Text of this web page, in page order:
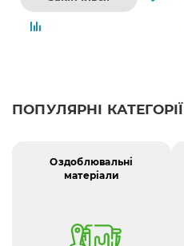
ПОПУЛЯРНІ КАТЕГОРІЇ
Оздоблювальні
матеріали